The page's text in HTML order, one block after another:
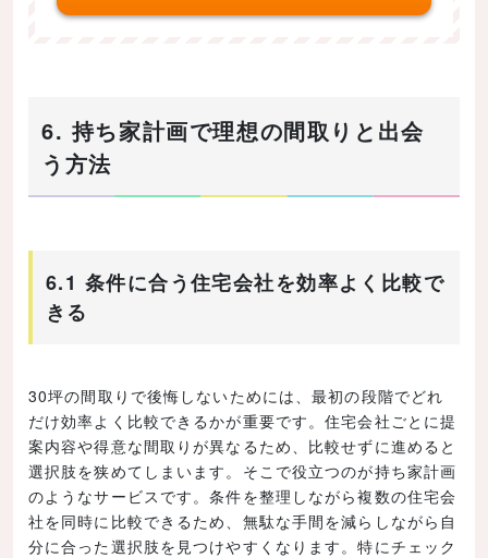
6. 持ち家計画で理想の間取りと出会
う方法
6.1 条件に合う住宅会社を効率よく比較で
きる
30坪の間取りで後悔しないためには、最初の段階でどれ
だけ効率よく比較できるかが重要です。住宅会社ごとに提
案内容や得意な間取りが異なるため、比較せずに進めると
選択肢を狭めてしまいます。そこで役立つのが持ち家計画
のようなサービスです。条件を整理しながら複数の住宅会
社を同時に比較できるため、無駄な手間を減らしながら自
分に合った選択肢を見つけやすくなります。特にチェック